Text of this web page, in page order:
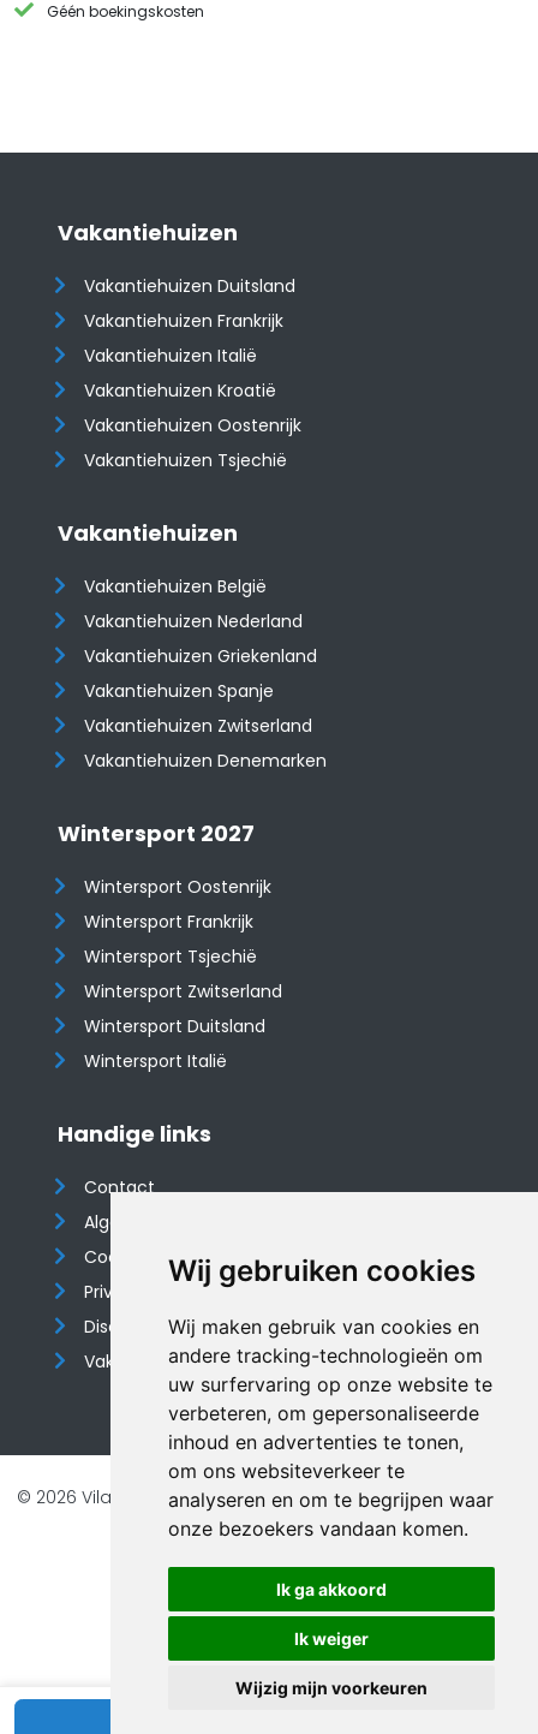
Wij gebruiken cookies
Wij maken gebruik van cookies en
andere tracking-technologieën om
uw surfervaring op onze website te
verbeteren, om gepersonaliseerde
inhoud en advertenties te tonen,
om ons websiteverkeer te
analyseren en om te begrijpen waar
onze bezoekers vandaan komen.
Ik ga akkoord
Ik weiger
Wijzig mijn voorkeuren
Géén boekingskosten
Vakantiehuizen
Vakantiehuizen Duitsland
Vakantiehuizen Frankrijk
Vakantiehuizen Italië
Vakantiehuizen Kroatië
​​​​​​​Vakantiehuizen Oostenrijk
Vakantiehuizen Tsjechië
Vakantiehuizen
Vakantiehuizen België
Vakantiehuizen Nederland
Vakantiehuizen Griekenland
Vakantiehuizen Spanje
​​​​​​​Vakantiehuizen Zwitserland
Vakantiehuizen Denemarken
Wintersport 2027
Wintersport Oostenrijk
Wintersport Frankrijk
Wintersport Tsjechië
Wintersport Zwitserland
Wintersport Duitsland
Wintersport Italië
Handige links
Contact
Algemene voorwaarden
Cookieverklaring
Privacyverklaring
Disclaimer
Vakantiehuis website
© 2026 Vilando Vakantiehuizen |Website door FalcoTravel
Veilig online betalen met